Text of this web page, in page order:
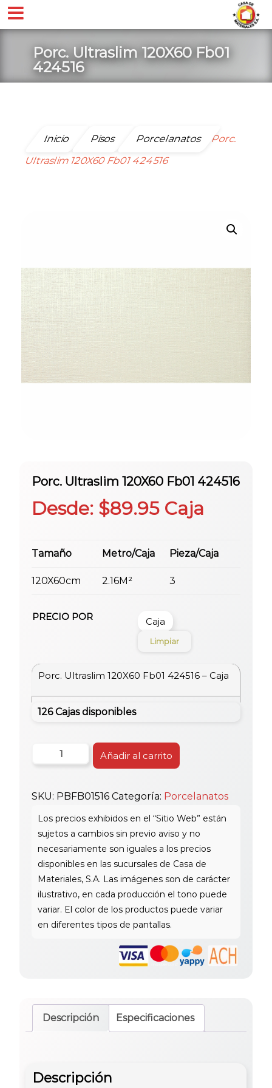
Porc. Ultraslim 120X60 Fb01
424516
Inicio Pisos Porcelanatos
Porc.
Ultraslim 120X60 Fb01 424516
Porc. Ultraslim 120X60 Fb01 424516
Desde: $89.95Caja
Tamaño Metro/Caja Pieza/Caja
120X60cm 2.16M² 3
PRECIO POR Caja
Limpiar
Porc. Ultraslim 120X60 Fb01 424516 – Caja
126 Cajas disponibles
Ultraslim
Fb01
424516
cantidad
Añadir al carrito
SKU: PBFB01516 Categoría: Porcelanatos
Descripción Especificaciones
Descripción